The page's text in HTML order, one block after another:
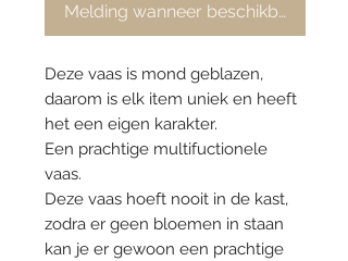
Melding wanneer beschikbaar
Deze vaas is mond geblazen,
daarom is elk item uniek en heeft
het een eigen karakter.
Een prachtige multifuctionele
vaas.
Deze vaas hoeft nooit in de kast,
zodra er geen bloemen in staan
kan je er gewoon een prachtige